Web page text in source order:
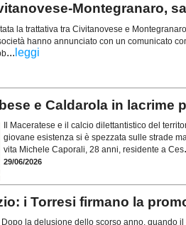
Montegranaro,
la trattativa tra Civitanovese e
hanno annunciato con un comunicato
... leggi
e Caldarola in lacrime
Il Maceratese e il calcio dilettantistico del
giovane esistenza si è spezzata sulle strade
vita Michele Caporali, 28 anni, residente a Ces
29/06/2026
i Torresi firmano la
Dopo la delusione dello scorso anno, quando